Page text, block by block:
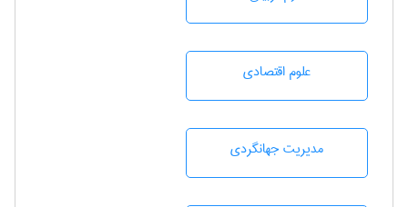
علوم اقتصادی
مديريت جهانگردی